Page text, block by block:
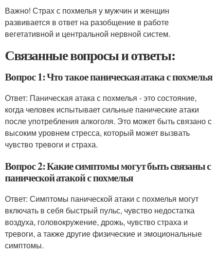
Важно! Страх с похмелья у мужчин и женщин
развивается в ответ на разобщение в работе
вегетативной и центральной нервной систем.
Связанные вопросы и ответы:
Вопрос 1: Что такое паническая атака с похмелья
Ответ: Паническая атака с похмелья - это состояние,
когда человек испытывает сильные панические атаки
после употребления алкоголя. Это может быть связано с
высоким уровнем стресса, который может вызвать
чувство тревоги и страха.
Вопрос 2: Какие симптомы могут быть связаны с
панической атакой с похмелья
Ответ: Симптомы панической атаки с похмелья могут
включать в себя быстрый пульс, чувство недостатка
воздуха, головокружение, дрожь, чувство страха и
тревоги, а также другие физические и эмоциональные
симптомы.